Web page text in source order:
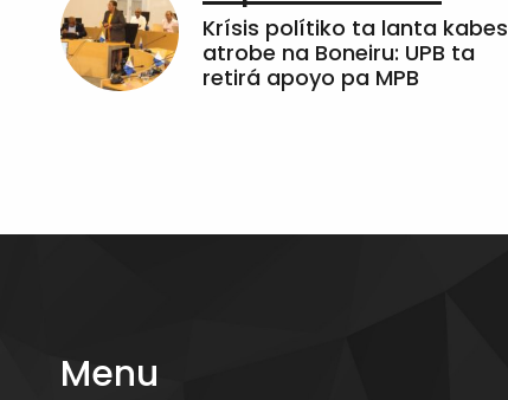
Krísis polítiko ta lanta kabes
atrobe na Boneiru: UPB ta
retirá apoyo pa MPB
Menu